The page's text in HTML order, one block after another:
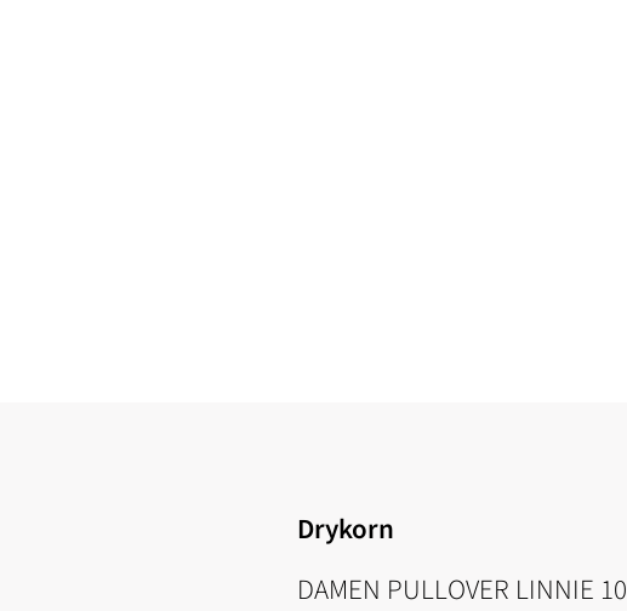
Drykorn
DAMEN PULLOVER LINNIE 10